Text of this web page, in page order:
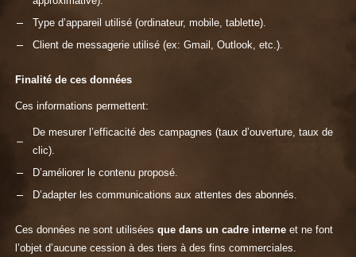
Type d’appareil utilisé (ordinateur, mobile, tablette).
Client de messagerie utilisé (ex: Gmail, Outlook, etc.).
Finalité de ces données
Ces informations permettent:
De mesurer l’efficacité des campagnes (taux d’ouverture, taux de
clic).
D’améliorer le contenu proposé.
D’adapter les communications aux attentes des abonnés.
Ces données ne sont utilisées que dans un cadre interneet ne font
l’objet d’aucune cession à des tiers à des fins commerciales.